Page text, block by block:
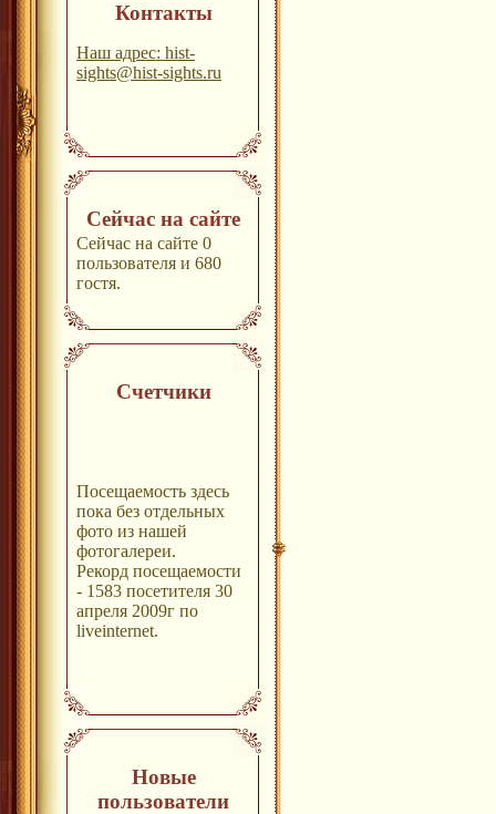
Контакты
Наш адрес: hist-
sights@hist-sights.ru
Сейчас на сайте
Сейчас на сайте 0
пользователя и 680
гостя.
Счетчики
Посещаемость здесь
пока без отдельных
фото из нашей
фотогалереи.
Рекорд посещаемости
- 1583 посетителя 30
апреля 2009г по
liveinternet.
Новые
пользователи